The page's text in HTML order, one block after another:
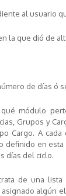
al usuario
la que dió de
de días ó
qué módulo
Grupos y
Cargo. A
en
días del ciclo.
de una
algún